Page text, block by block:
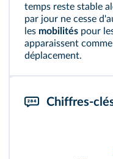
temps reste stable
par jour ne cesse
les mobilités pour
apparaissent
déplacement.
Chiffres-